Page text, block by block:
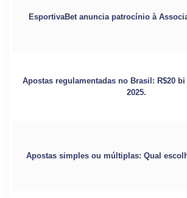
EsportivaBet anuncia patrocínio à
Apostas regulamentadas no Brasil: R$20
2025.
Apostas simples ou múltiplas: Qual